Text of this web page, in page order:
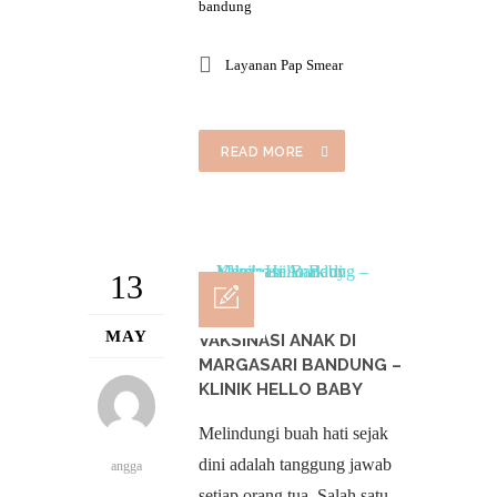
bandung
Layanan Pap Smear
READ MORE
13
MAY
angga
VAKSINASI ANAK DI
MARGASARI BANDUNG –
KLINIK HELLO BABY
Melindungi buah hati sejak
dini adalah tanggung jawab